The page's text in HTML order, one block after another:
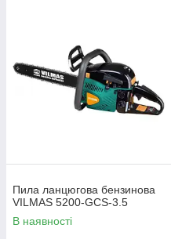
Пила ланцюгова бензинова
VILMAS 5200-GCS-3.5
В наявності